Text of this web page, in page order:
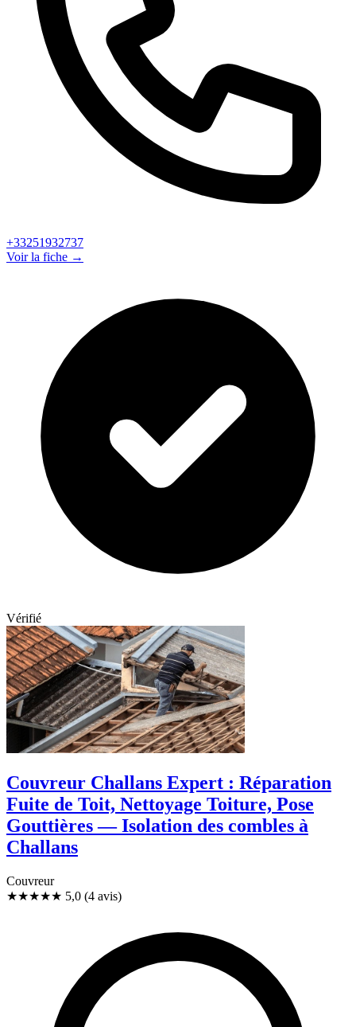
+33251932737
Voir la fiche →
Vérifié
Couvreur Challans Expert : Réparation
Fuite de Toit, Nettoyage Toiture, Pose
Gouttières — Isolation des combles à
Challans
Couvreur
★★★★★ 5,0 (4 avis)